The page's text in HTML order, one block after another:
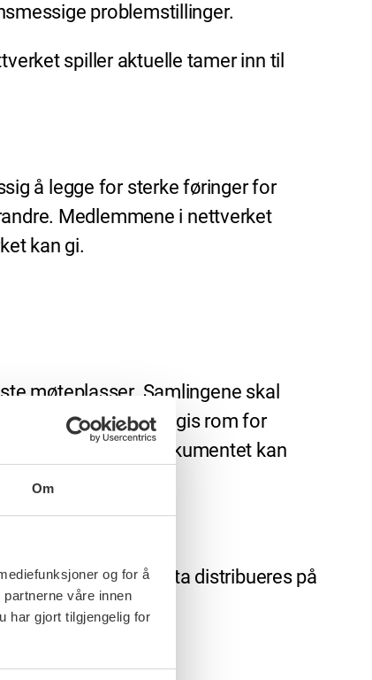
Om
og for å
våre innen
har gjort tilgjengelig for
problemstillinger.
spiller aktuelle tamer inn til
å legge for sterke føringer for
Medlemmene i nettverket
kan gi.
møteplasser. Samlingene skal
klubbene. Det skal gis rom for
og grunnlagsdokumentet kan
i nettverket. Lista distribueres på